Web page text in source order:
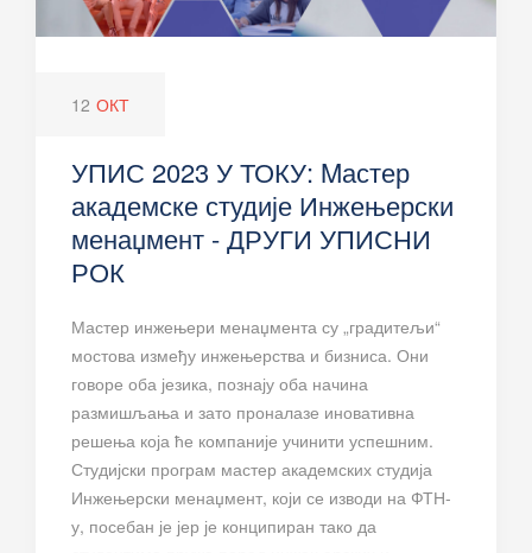
12 ОКТ
УПИС 2023 У ТОКУ: Mастер
академске студије Инжењерски
менаџмент - ДРУГИ УПИСНИ
РОК
Мастер инжењери менаџмента су „градитељи“
мостова између инжењерства и бизниса. Они
говоре оба језика, познају оба начина
размишљања и зато проналазе иновативна
решења која ће компаније учинити успешним.
Студијски програм мастер академских студија
Инжењерски менаџмент, који се изводи на ФТН-
у, посебан је јер је конципиран тако да